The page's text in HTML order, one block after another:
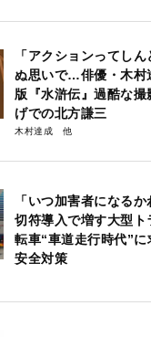
「アクションってし
ぬ思いで…俳優・木村
版『水滸伝』過酷な撮
げでの北方謙三
木村達成
「いつ加害者になる
切符導入で増す大型ト
転車“車道走行時代”
安全対策